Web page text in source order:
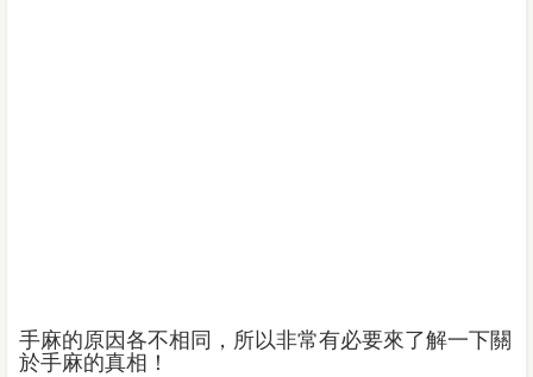
手麻的原因各不相同，所以非常有必要來了解一下關
於手麻的真相！